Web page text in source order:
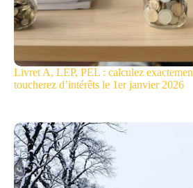
Livret A, LEP, PEL : calculez
toucherez d’intérêts le 1er janvier 2026